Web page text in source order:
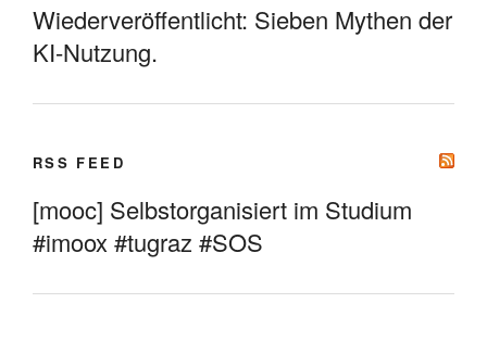
Wiederveröffentlicht: Sieben Mythen der
KI-Nutzung.
RSS FEED
[mooc] Selbstorganisiert im Studium
#imoox #tugraz #SOS